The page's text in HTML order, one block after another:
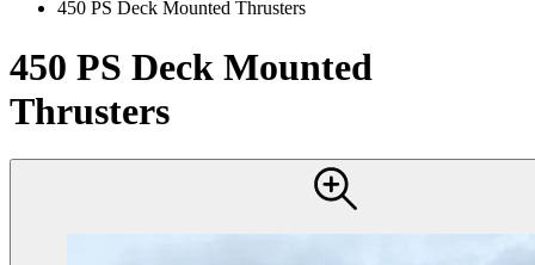
450 PS Deck Mounted Thrusters
450 PS Deck Mounted
Thrusters